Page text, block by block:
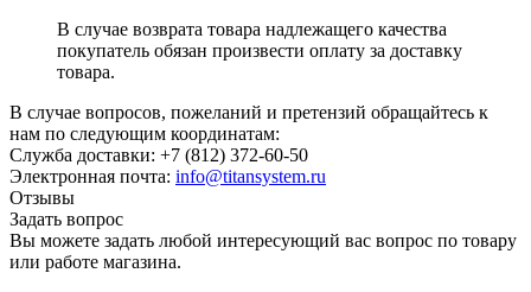
В случае возврата товара надлежащего качества
покупатель обязан произвести оплату за доставку
товара.
В случае вопросов, пожеланий и претензий обращайтесь к
нам по следующим координатам:
Служба доставки: +7 (812) 372-60-50
Электронная почта: info@titansystem.ru
Отзывы
Задать вопрос
Вы можете задать любой интересующий вас вопрос по товару
или работе магазина.